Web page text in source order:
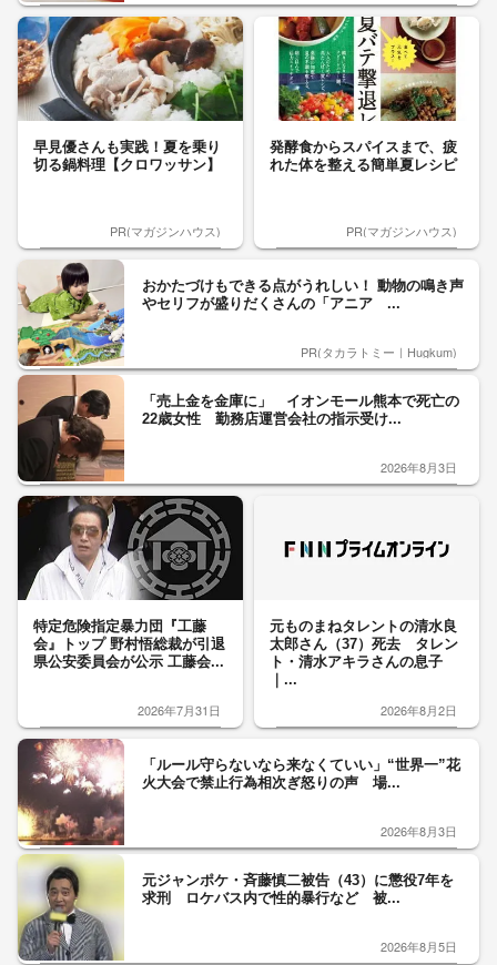
早見優さんも実践！夏を乗り
切る鍋料理【クロワッサン】
PR(マガジンハウス)
発酵食からスパイスまで、疲
れた体を整える簡単夏レシピ
PR(マガジンハウス)
おかたづけもできる点がうれしい！ 動物の鳴き声
やセリフが盛りだくさんの「アニア ...
PR(タカラトミー｜Hugkum)
「売上金を金庫に」 イオンモール熊本で死亡の
22歳女性 勤務店運営会社の指示受け...
2026年8月3日
特定危険指定暴力団『工藤
会』トップ 野村悟総裁が引退
県公安委員会が公示 工藤会...
2026年7月31日
元ものまねタレントの清水良
太郎さん（37）死去 タレン
ト・清水アキラさんの息子
｜...
2026年8月2日
「ルール守らないなら来なくていい」“世界一”花
火大会で禁止行為相次ぎ怒りの声 場...
2026年8月3日
元ジャンポケ・斉藤慎二被告（43）に懲役7年を
求刑 ロケバス内で性的暴行など 被...
2026年8月5日